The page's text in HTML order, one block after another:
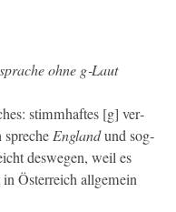
ohne g‑Laut
stimmhaftes [g] ver­
Eng­landund sog­
deswe­gen, weil es
Öster­re­ich all­ge­mein